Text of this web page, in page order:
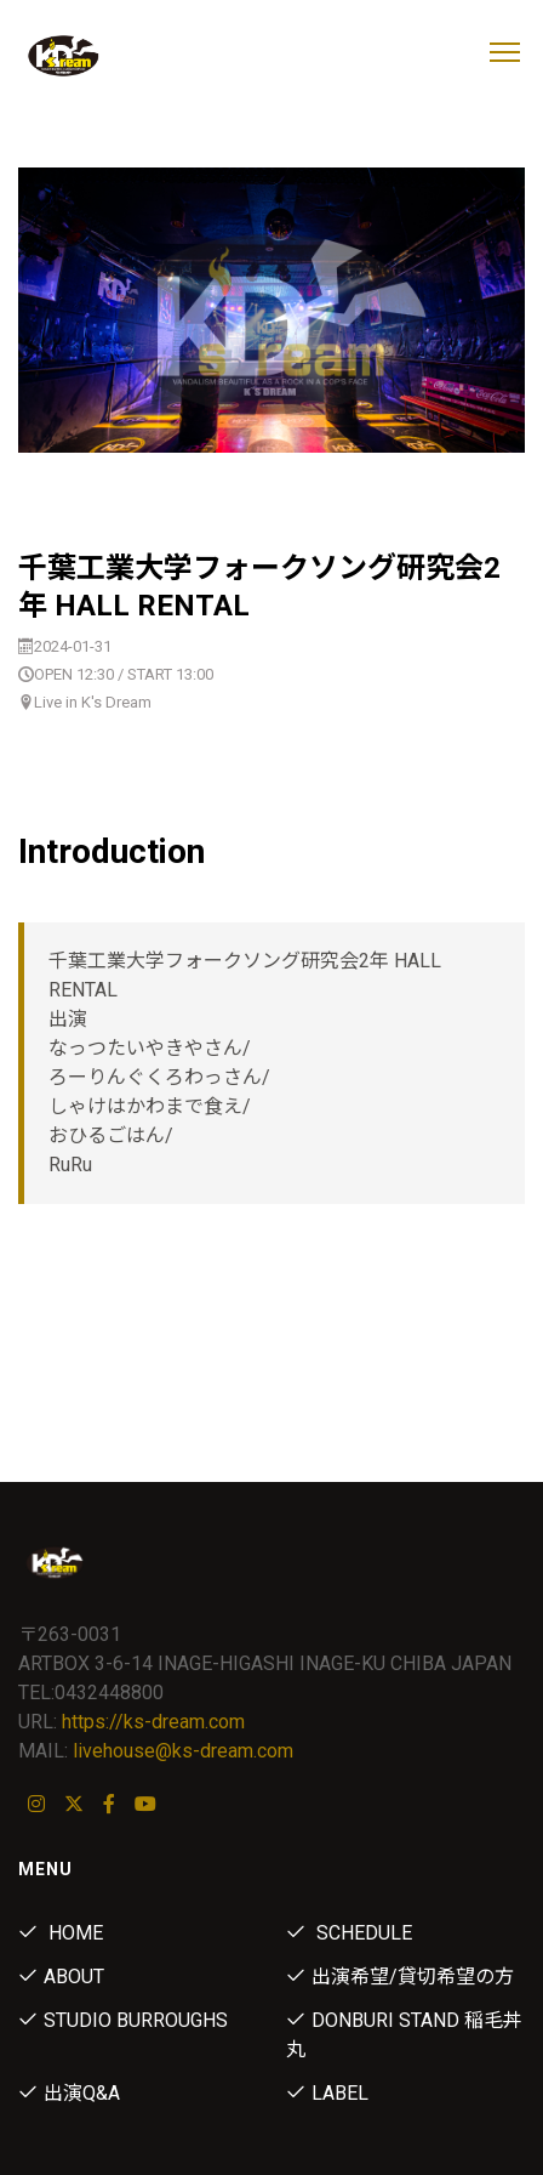
千葉工業大学フォークソング研究会2
年 HALL RENTAL
2024-01-31
OPEN 12:30 / START 13:00
Live in K's Dream
Introduction
千葉工業大学フォークソング研究会2年 HALL
RENTAL
出演
なっつたいやきやさん/
ろーりんぐくろわっさん/
しゃけはかわまで食え/
おひるごはん/
RuRu
〒263-0031
ARTBOX 3-6-14 INAGE-HIGASHI INAGE-KU CHIBA JAPAN
TEL:0432448800
URL: https://ks-dream.com
MAIL: livehouse@ks-dream.com
MENU
HOME
SCHEDULE
ABOUT
出演希望/貸切希望の方
STUDIO BURROUGHS
DONBURI STAND 稲毛丼
丸
出演Q&A
LABEL